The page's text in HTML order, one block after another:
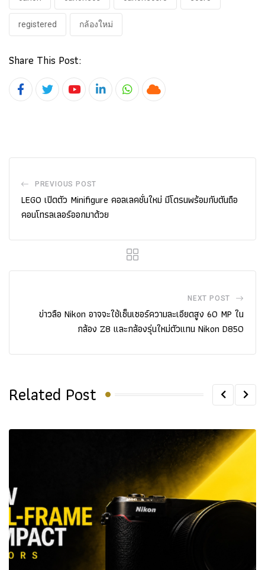
registered กล้องใหม่
Share This Post:
YoutubeLinkedInWhatsapp
Cloud
PREVIOUS POST
LEGO เปิดตัว Minifigure คอลเลคชั่น​ใหม่ มีโดรนพร้อมกับตันถือ
คอนโทรลเลอร์ออกมาด้วย
NEXT POST
ข่าวลือ Nikon อาจจะใช้เซ็นเซอร์ความละเอียดสูง 60 MP ใน
กล้อง Z8 และกล้องรุ่นใหม่ตัวแทน Nikon D850
Related Post